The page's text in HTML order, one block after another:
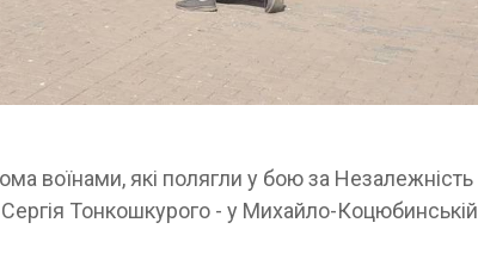
воїнами, які полягли у бою за Незалежність
Тонкошкурого - у Михайло-Коцюбинській